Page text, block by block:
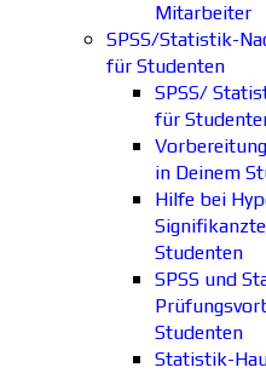
Mitarbeiter
SPSS/Statistik-
für Studenten
SPSS/
für
in Deinem
Hilfe bei
Studenten
SPSS und
Studenten
Statistik-